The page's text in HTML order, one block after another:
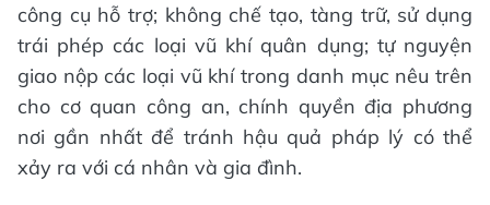
công cụ hỗ trợ; không chế tạo, tàng trữ, sử dụng
trái phép các loại vũ khí quân dụng; tự nguyện
giao nộp các loại vũ khí trong danh mục nêu trên
cho cơ quan công an, chính quyền địa phương
nơi gần nhất để tránh hậu quả pháp lý có thể
xảy ra với cá nhân và gia đình.